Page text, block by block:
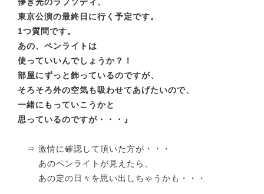
儚き光のラプソディ、
東京公演の最終日に行く予定です。
1つ質問です。
あの、ペンライトは
使っていいんでしょうか？！
部屋にずっと飾っているのですが、
そろそろ外の空気も吸わせてあげたいので、
一緒にもっていこうかと
思っているのですが・・・』
⇒ 激情に確認して頂いた方が・・・
あのペンライトが見えたら、
あの定の日々を思い出しちゃうかも・・・